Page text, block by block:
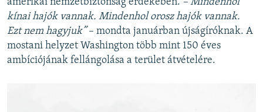
kínai hajók vannak. Mindenhol orosz hajók vannak.
Ezt nem hagyjuk”– mondta januárban újságíróknak. A
mostani helyzet Washington több mint 150 éves
ambíciójának fellángolása a terület átvételére.